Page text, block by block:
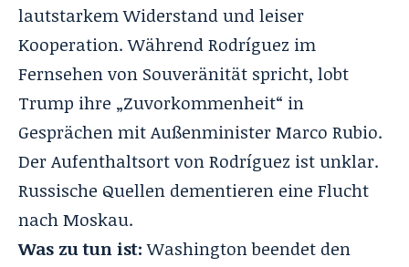
lautstarkem Widerstand und leiser
Kooperation. Während Rodríguez im
Fernsehen von Souveränität spricht, lobt
Trump ihre „Zuvorkommenheit“ in
Gesprächen mit Außenminister Marco Rubio.
Der Aufenthaltsort von Rodríguez ist unklar.
Russische Quellen dementieren eine Flucht
nach Moskau.
Was zu tun ist:Washington beendet den